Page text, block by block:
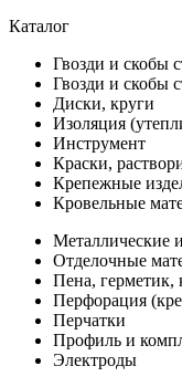
Каталог
Гвозди и скобы
Гвозди и скобы
Диски, круги
Изоляция
Инструмент
Краски,
Крепежные
Кровельные
Металлические
Отделочные
Пена, герметик,
Перфорация
Перчатки
Профиль и
Электроды